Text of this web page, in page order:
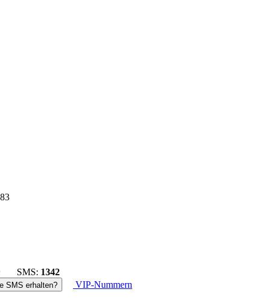
SMS: 1342
SMS erhalten? VIP-Nummern